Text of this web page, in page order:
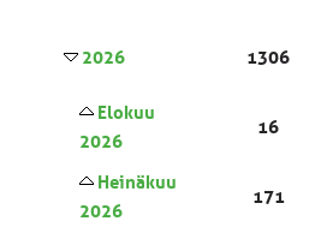
2026 1306
Elokuu
2026
16
Heinäkuu
2026
171